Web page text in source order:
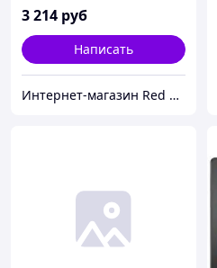
3 214 руб
Написать
Интернет-магазин Red Storm